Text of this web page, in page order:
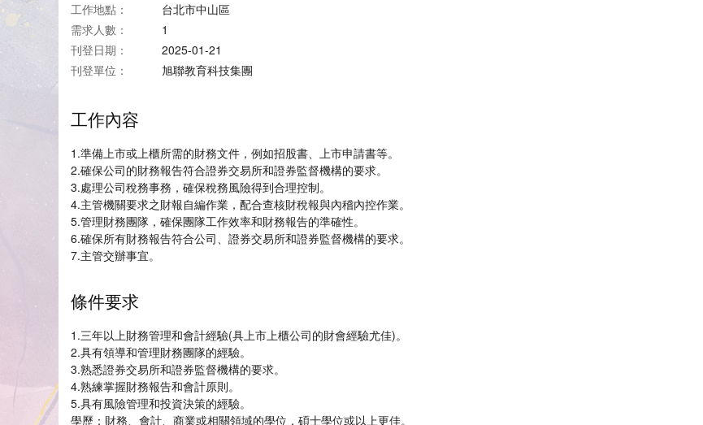
工作地點：
台北市中山區
需求人數：
1
刊登日期：
2025-01-21
刊登單位：
旭聯教育科技集團
工作內容
1.準備上市或上櫃所需的財務文件，例如招股書、上市申請書等。
2.確保公司的財務報告符合證券交易所和證券監督機構的要求。
3.處理公司稅務事務，確保稅務風險得到合理控制。
4.主管機關要求之財報自編作業，配合查核財稅報與內稽內控作業。
5.管理財務團隊，確保團隊工作效率和財務報告的準確性。
6.確保所有財務報告符合公司、證券交易所和證券監督機構的要求。
7.主管交辦事宜。
條件要求
1.三年以上財務管理和會計經驗(具上市上櫃公司的財會經驗尤佳)。
2.具有領導和管理財務團隊的經驗。
3.熟悉證券交易所和證券監督機構的要求。
4.熟練掌握財務報告和會計原則。
5.具有風險管理和投資決策的經驗。
學歷：財務、會計、商業或相關領域的學位，碩士學位或以上更佳。